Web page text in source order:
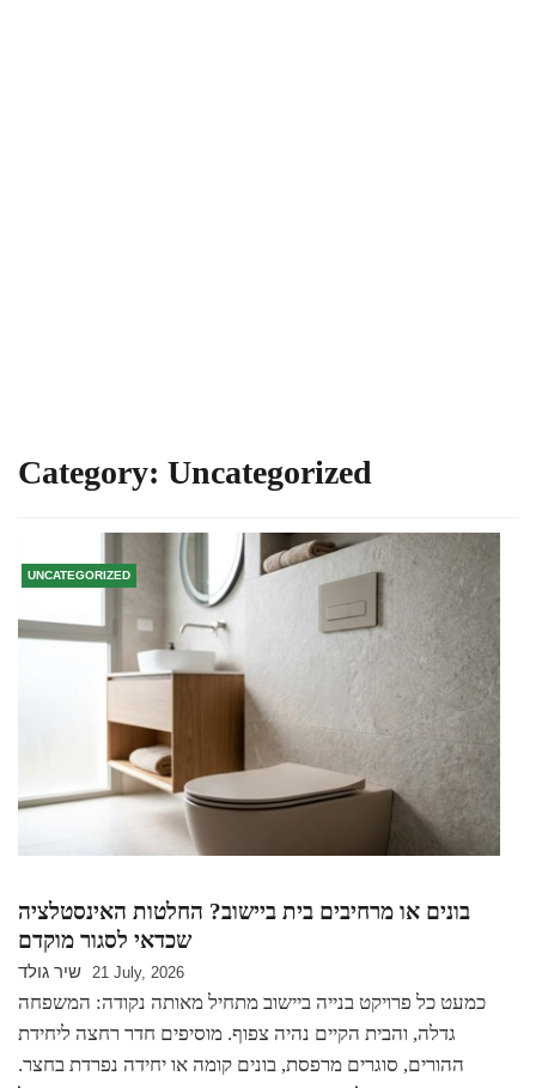
Category: Uncategorized
UNCATEGORIZED
בונים או מרחיבים בית ביישוב? החלטות האינסטלציה
שכדאי לסגור מוקדם
שיר גולד 21 July, 2026
כמעט כל פרויקט בנייה ביישוב מתחיל מאותה נקודה: המשפחה
גדלה, והבית הקיים נהיה צפוף. מוסיפים חדר רחצה ליחידת
ההורים, סוגרים מרפסת, בונים קומה או יחידה נפרדת בחצר.